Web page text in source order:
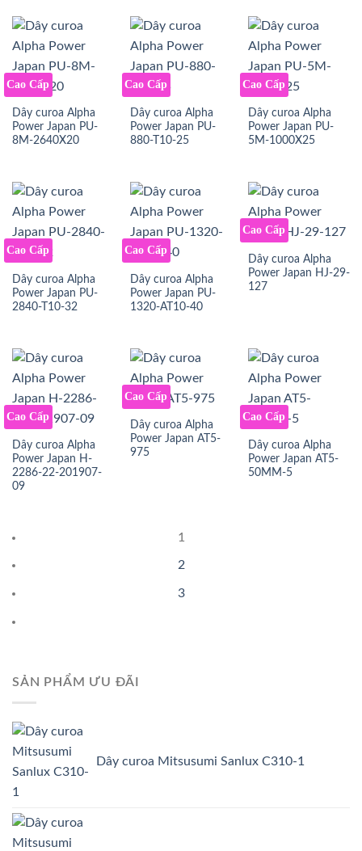
Cao Cấp
Dây curoa Alpha
Power Japan PU-
8M-2640X20
Cao Cấp
Dây curoa Alpha
Power Japan PU-
880-T10-25
Cao Cấp
Dây curoa Alpha
Power Japan PU-
5M-1000X25
Cao Cấp
Dây curoa Alpha
Power Japan PU-
2840-T10-32
Cao Cấp
Dây curoa Alpha
Power Japan PU-
1320-AT10-40
Cao Cấp
Dây curoa Alpha
Power Japan HJ-29-
127
Cao Cấp
Dây curoa Alpha
Power Japan H-
2286-22-201907-
09
Cao Cấp
Dây curoa Alpha
Power Japan AT5-
975
Cao Cấp
Dây curoa Alpha
Power Japan AT5-
50MM-5
1
2
3
SẢN PHẨM ƯU ĐÃI
Dây curoa Mitsusumi Sanlux C310-1